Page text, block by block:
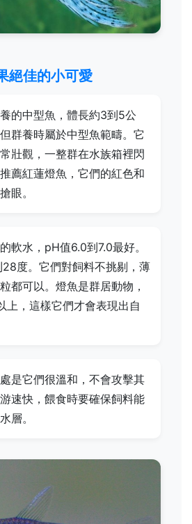
絕佳的小可愛
的中型魚，體長約3到5公
群養時屬於中型魚範疇。它
壯觀，一整群在水族箱裡閃
薦紅蓮燈魚，它們的紅色和
眼。
軟水，pH值6.0到7.0最好。
度。它們對飼料不挑剔，薄
都可以。燈魚是群居動物，
上，這樣它們才會表現出自
是它們很溫和，不會攻擊其
速快，餵食時要確保飼料能
層。